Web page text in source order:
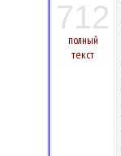
712
полный
текст